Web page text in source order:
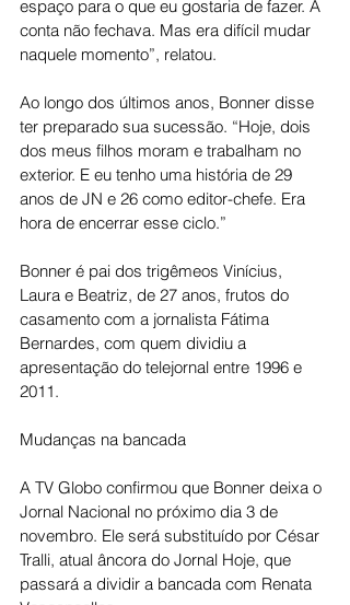
espaço para o que eu gostaria de fazer. A
conta não fechava. Mas era difícil mudar
naquele momento”, relatou.
Ao longo dos últimos anos, Bonner disse
ter preparado sua sucessão. “Hoje, dois
dos meus filhos moram e trabalham no
exterior. E eu tenho uma história de 29
anos de JN e 26 como editor-chefe. Era
hora de encerrar esse ciclo.”
Bonner é pai dos trigêmeos Vinícius,
Laura e Beatriz, de 27 anos, frutos do
casamento com a jornalista Fátima
Bernardes, com quem dividiu a
apresentação do telejornal entre 1996 e
2011.
Mudanças na bancada
A TV Globo confirmou que Bonner deixa o
Jornal Nacional no próximo dia 3 de
novembro. Ele será substituído por César
Tralli, atual âncora do Jornal Hoje, que
passará a dividir a bancada com Renata